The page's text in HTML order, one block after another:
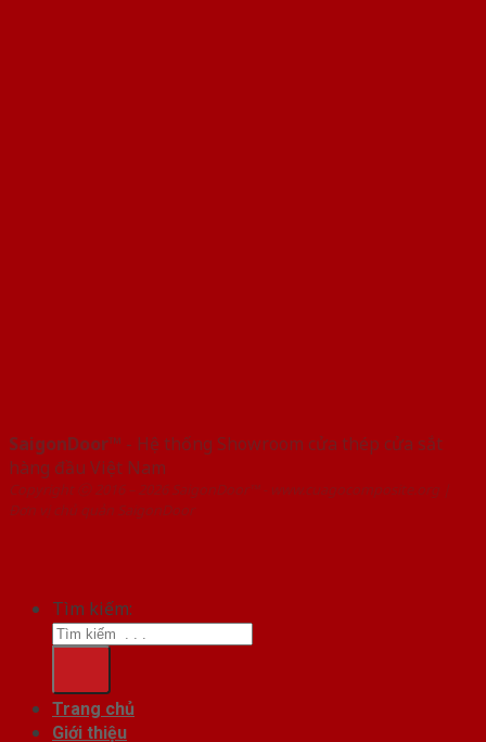
SaigonDoor™ - Hệ thống Showroom cửa thép cửa sắt
hàng đầu Việt Nam
Copyright ⓒ 2016 – 2026 SaigonDoor™ - www.cuagocomposite.org |
Đơn vị chủ quản SaigonDoor
Tìm kiếm:
Trang chủ
Giới thiệu